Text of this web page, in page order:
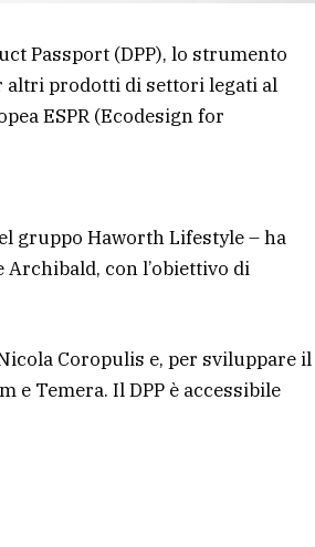
Passport (DPP), lo strumento
altri prodotti di settori legati al
ESPR (Ecodesign for
gruppo Haworth Lifestyle – ha
Archibald, con l’obiettivo di
Coropulis e, per sviluppare il
Temera. Il DPP è accessibile